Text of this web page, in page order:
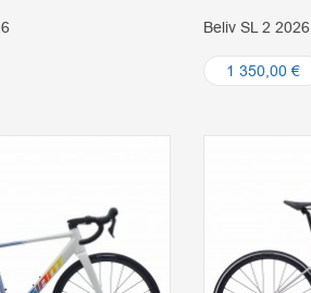
Beliv SL 2 2026
1 350,00 €